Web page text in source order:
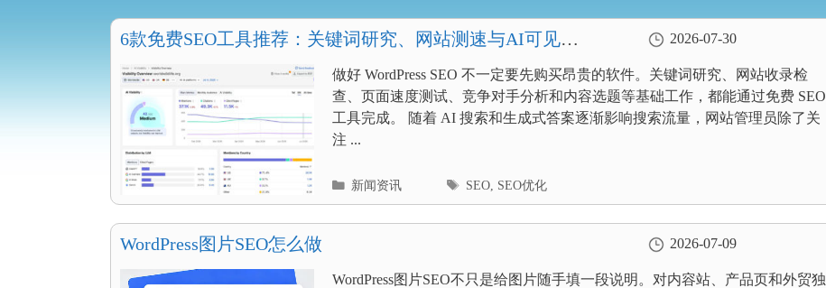
6款免费SEO工具推荐：关键词研究、网站测速与AI可见度
2026-07-30
做好 WordPress SEO 不一定要先购买昂贵的软件。关键词研究、网站收录检
查、页面速度测试、竞争对手分析和内容选题等基础工作，都能通过免费 SEO
工具完成。 随着 AI 搜索和生成式答案逐渐影响搜索流量，网站管理员除了关
注 ...
分
类
目
新闻资讯
标
签
SEO, SEO优化
WordPress图片SEO怎么做 2026-07-09
WordPress图片SEO不只是给图片随手填一段说明。对内容站、产品页和外贸独